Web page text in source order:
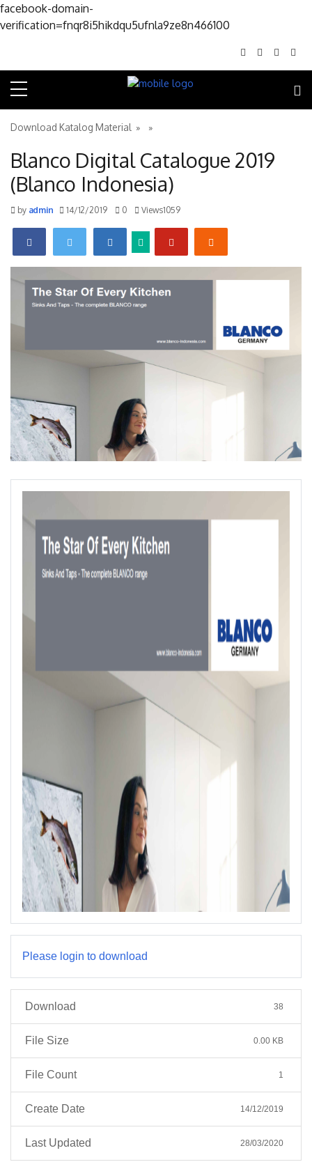
facebook-domain-
verification=fnqr8i5hikdqu5ufnla9ze8n466100
Download Katalog Material » »
Blanco Digital Catalogue 2019
(Blanco Indonesia)
byadmin 14/12/2019 0 Views1059
Please login to download
Download 38
File Size 0.00 KB
File Count 1
Create Date 14/12/2019
Last Updated 28/03/2020